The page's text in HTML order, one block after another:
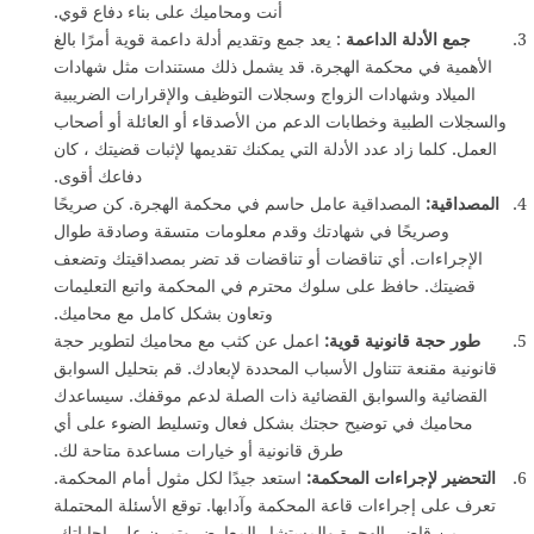
أنت ومحاميك على بناء دفاع قوي.
جمع الأدلة الداعمة : يعد جمع وتقديم أدلة داعمة قوية أمرًا بالغ
الأهمية في محكمة الهجرة. قد يشمل ذلك مستندات مثل شهادات
الميلاد وشهادات الزواج وسجلات التوظيف والإقرارات الضريبية
والسجلات الطبية وخطابات الدعم من الأصدقاء أو العائلة أو أصحاب
العمل.كلما زاد عدد الأدلة التي يمكنك تقديمها لإثبات قضيتك ، كان
دفاعك أقوى.
المصداقية: المصداقية عامل حاسم في محكمة الهجرة.كن صريحًا
وصريحًا في شهادتك وقدم معلومات متسقة وصادقة طوال
الإجراءات. أي تناقضات أو تناقضات قد تضر بمصداقيتك وتضعف
قضيتك. حافظ على سلوك محترم في المحكمة واتبع التعليمات
وتعاون بشكل كامل مع محاميك.
طور حجة قانونية قوية: اعمل عن كثب مع محاميك لتطوير حجة
قانونية مقنعة تتناول الأسباب المحددة لإبعادك. قم بتحليل السوابق
القضائية والسوابق القضائية ذات الصلة لدعم موقفك. سيساعدك
محاميك في توضيح حجتك بشكل فعال وتسليط الضوء على أي
طرق قانونية أو خيارات مساعدة متاحة لك.
التحضير لإجراءات المحكمة: استعد جيدًا لكل مثول أمام المحكمة.
تعرف على إجراءات قاعة المحكمة وآدابها.توقع الأسئلة المحتملة